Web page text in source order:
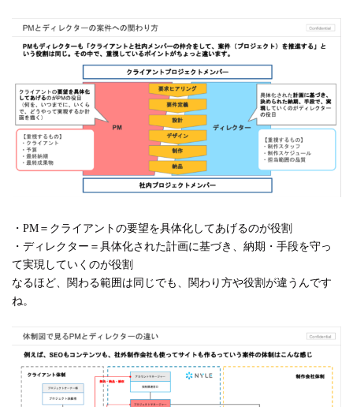
・PM＝クライアントの要望を具体化してあげるのが役割
・ディレクター＝具体化された計画に基づき、納期・手段を守っ
て実現していくのが役割
なるほど、関わる範囲は同じでも、関わり方や役割が違うんです
ね。